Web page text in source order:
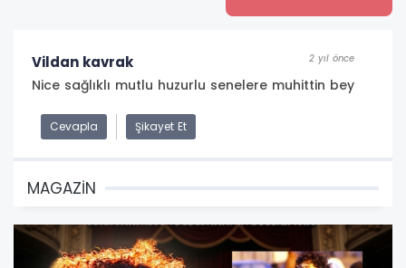
Vildan kavrak 2 yıl önce
Nice sağlıklı mutlu huzurlu senelere muhittin bey
Cevapla Şikayet Et
MAGAZİN